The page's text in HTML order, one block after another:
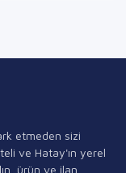
etmeden sizi
ve Hatay'ın yerel
ürün ve ilan